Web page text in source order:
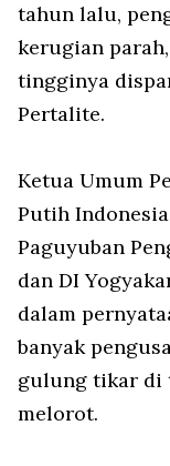
tahun lalu,
kerugian
tingginya
Pertalite.
Ketua Umum
Putih
Paguyuban
dan DI
dalam
banyak
gulung tikar di
melorot.